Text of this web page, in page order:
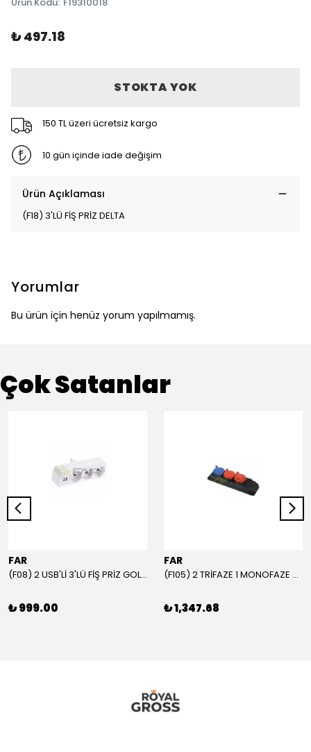
₺ 497.18
STOKTA YOK
150 TL üzeri ücretsiz kargo
10 gün içinde iade değişim
Ürün Açıklaması
(F18) 3'LÜ FİŞ PRİZ DELTA
Yorumlar
Bu ürün için henüz yorum yapılmamış.
Çok Satanlar
FAR
(F08) 2 USB'Lİ 3'LÜ FİŞ PRİZ GOLYAT
₺ 999.00
FAR
(F105) 2 TRİFAZE 1 MONOFAZE GRUP PRİZ
₺ 1,347.68